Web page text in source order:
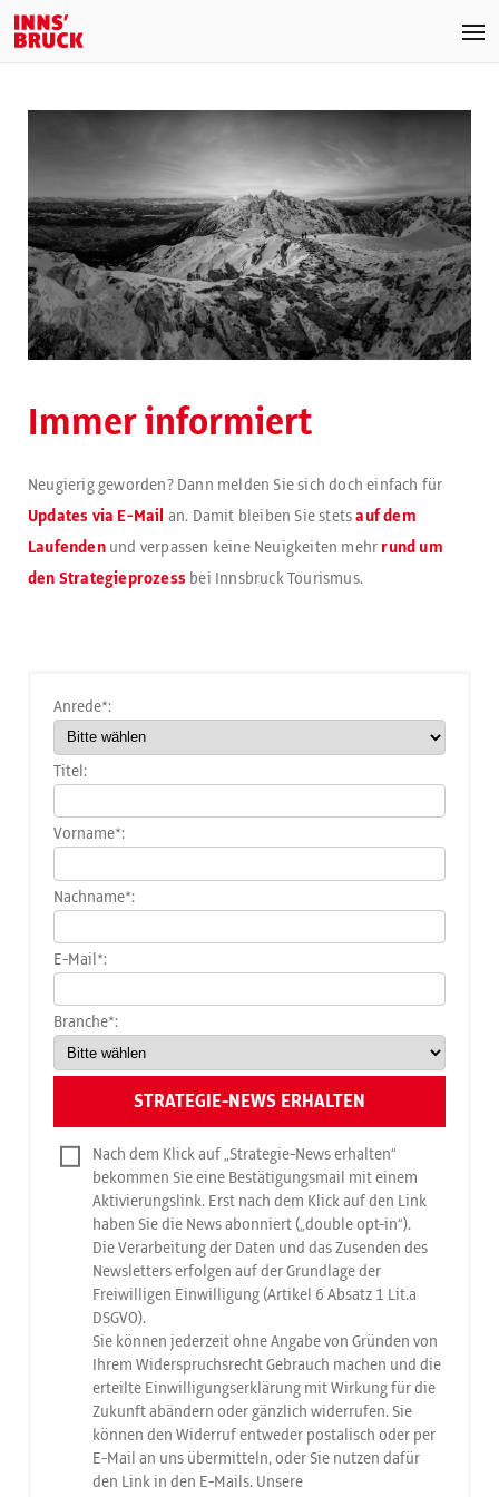
Immer informiert
Neugierig geworden? Dann melden Sie sich doch einfach für
Updates via E-Mail an. Damit bleiben Sie stetsauf dem
Laufendenund verpassen keine Neuigkeiten mehrrund um
den Strategieprozess bei Innsbruck Tourismus.
Anrede*:
Titel:
Vorname*:
Nachname*:
E-Mail*:
Branche*:
Nach dem Klick auf „Strategie-News erhalten“
bekommen Sie eine Bestätigungsmail mit einem
Aktivierungslink. Erst nach dem Klick auf den Link
haben Sie die News abonniert („double opt-in“).
Die Verarbeitung der Daten und das Zusenden des
Newsletters erfolgen auf der Grundlage der
Freiwilligen Einwilligung (Artikel 6 Absatz 1 Lit.a
DSGVO).
Sie können jederzeit ohne Angabe von Gründen von
Ihrem Widerspruchsrecht Gebrauch machen und die
erteilte Einwilligungserklärung mit Wirkung für die
Zukunft abändern oder gänzlich widerrufen. Sie
können den Widerruf entweder postalisch oder per
E-Mail an uns übermitteln, oder Sie nutzen dafür
den Link in den E-Mails. Unsere